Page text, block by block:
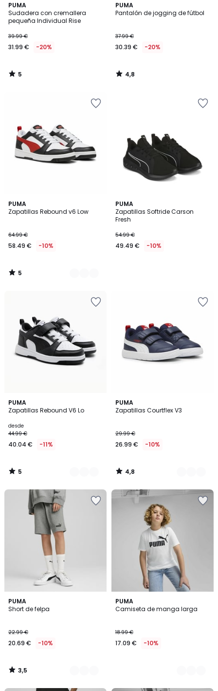
PUMA
Sudadera con cremallera
pequeña Individual Rise
39.99 €
31.99 € -20%
5
/
5
5
/
PUMA
Pantalón de jogging de fútbol
37.99 €
30.39 € -20%
4,8
/ 5
4,8
/
PUMA
Zapatillas Rebound v6 Low
64.99 €
58.49 € -10%
5
/
2
Colores
5
/
PUMA
Zapatillas Softride Carson
Fresh
54.99 €
49.49 € -10%
PUMA
Zapatillas Rebound V6 Lo
desde
44.99 €
40.04 € -11%
5
/
2
Colores
5
/
PUMA
Zapatillas Courtflex V3
29.99 €
26.99 € -10%
4,8
/ 5
3
Colores
4,8
/
PUMA
Short de felpa
22.99 €
20.69 € -10%
3,5
/ 5
3
Colores
3,5
/
PUMA
Camiseta de manga larga
18.99 €
17.09 € -10%
4
Colores